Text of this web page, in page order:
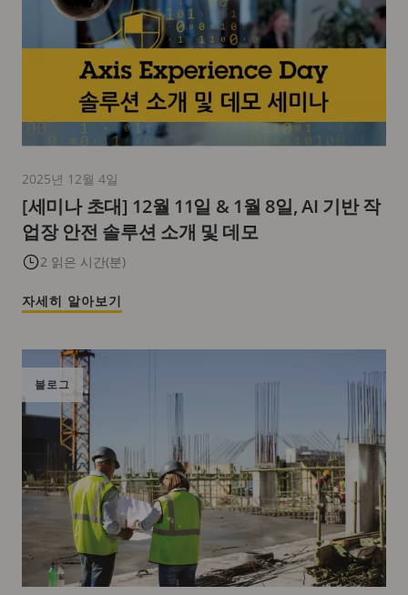
[세미나 초대] 12월 11일 & 1월 8일, AI 기반 작
업장 안전 솔루션 소개 및 데모
2 읽은 시간(분)
2025년 12월 4일
자세히 알아보기
블로그